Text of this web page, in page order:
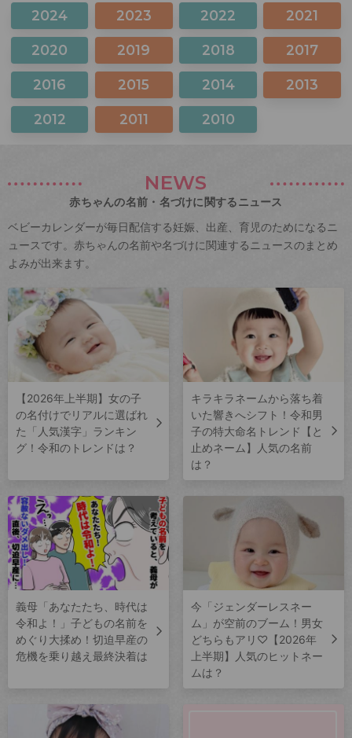
2024 2023 2022 2021
2020 2019 2018 2017
2016 2015 2014 2013
2012 2011 2010
NEWS
赤ちゃんの名前・名づけに関するニュース
ベビーカレンダーが毎日配信する妊娠、出産、育児のためになるニ
ュースです。赤ちゃんの名前や名づけに関連するニュースのまとめ
よみが出来ます。
【2026年上半期】女の子
の名付けでリアルに選ばれ
た「人気漢字」ランキン
グ！令和のトレンドは？
キラキラネームから落ち着
いた響きへシフト！令和男
子の特大命名トレンド【と
止めネーム】人気の名前
は？
義母「あなたたち、時代は
令和よ！」子どもの名前を
めぐり大揉め！切迫早産の
危機を乗り越え最終決着は
今「ジェンダーレスネー
ム」が空前のブーム！男女
どちらもアリ♡【2026年
上半期】人気のヒットネー
ムは？